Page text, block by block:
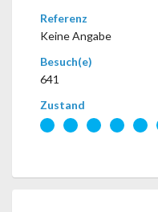
Referenz
Keine Angabe
Besuch(e)
641
Zustand